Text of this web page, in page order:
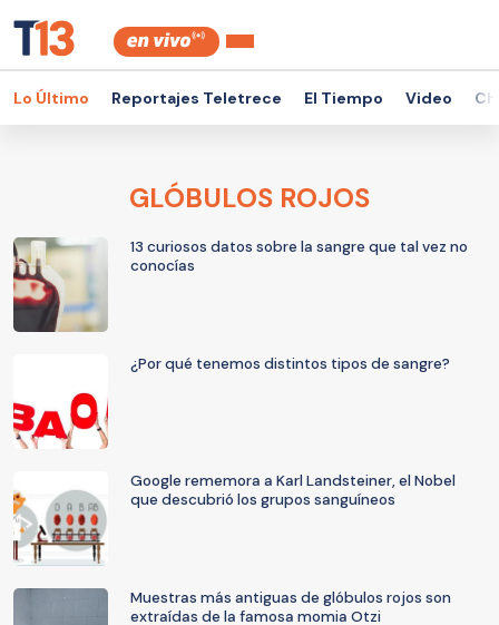
Lo Último Reportajes Teletrece El Tiempo Video
GLÓBULOS ROJOS
13 curiosos datos sobre la sangre que tal vez no
conocías
¿Por qué tenemos distintos tipos de sangre?
Google rememora a Karl Landsteiner, el Nobel
que descubrió los grupos sanguíneos
Muestras más antiguas de glóbulos rojos son
extraídas de la famosa momia Otzi